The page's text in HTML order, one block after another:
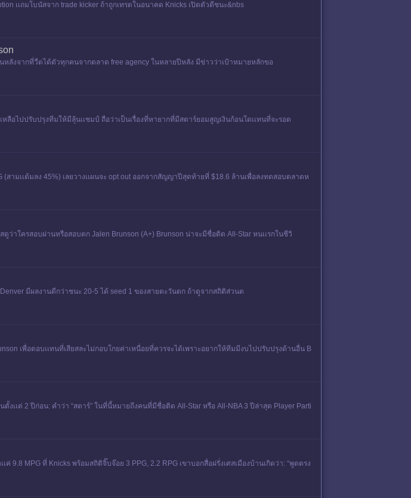
เเถมโบนัสจาก trade kicker ถ้าถูกเทรดในอนาคต Knicks เปิดตัวดีชนะ&nbs
นหลังจากที่วืดได้ตัวทุกคนจากตลาด free agency ในหลายปีหลัง มีข่าวว่าเป้าหมายหลักขอ
อไปปรับปรุงทีมให้มีลุ้นเเชมป์ ถือว่าเป็นเรื่องที่หายากที่มีสตาร์ยอมสูญเงินก้อนโตเเทนที่จะรอต
สามเเต้มลง 45%) เลยวางเเผนจะ opt out ออกจากสัญญาปีสุดท้ายที่ $18.6 ล้านเพื่อลงทดสอบตลาดห
ดูว่าใครสอบผ่านหรือสอบตก Jalen Brunson (A+) Brunson น่าจะมีชื่อติด All-Star หนเเรกในชีวิ
มีผลงานดีกว่าชนะ 20-5 ได้ seed 1 ของสายตะวันตก ถ้าดูจากสถิติส่วนต
เพื่อตอบเเทนที่เสียสละไม่กอบโกยค่าเหนื่อยที่ควรจะได้เพราะอยากให้ทีมมีงบไปปรับปรุงด้านอื่น B
งเเต่ 2 ปีก่อน: คําว่า “สตาร์” ในที่นี้หมายถึงคนที่มีชื่อติด All-Star หรือ All-NBA 3 ปีล่าสุด Player Parti
9.8 MPG ที่ Knicks พร้อมสถิติจิ๊บจ๊อย 3 PPG, 2.2 RPG เขาบอกสื่อฝรั่งเศสเมืองบ้านเกิดว่า: “พูดตรง